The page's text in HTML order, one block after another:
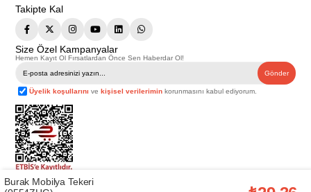
Takipte Kal
Size Özel Kampanyalar
Hemen Kayıt Ol Fırsatlardan Önce Sen Haberdar Ol!
Gönder
Üyelik koşullarını vekişisel verilerimin korunmasını kabul ediyorum.
Telif Hakkı © 2026
. Tüm hakları saklıdır.
Burak Mobilya Tekeri